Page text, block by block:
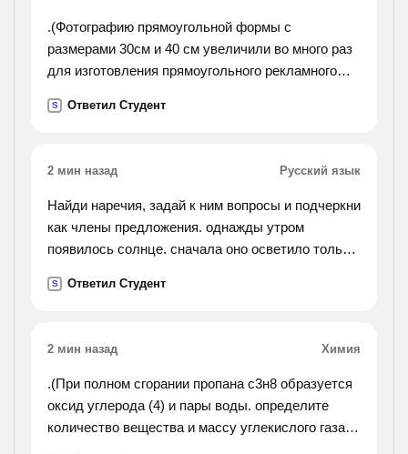
.(Фотографию прямоугольной формы с
размерами 30см и 40 см увеличили во много раз
для изготовления прямоугольного рекламного
ширина?).
S Ответил Студент
2 мин назад Русский язык
Найди наречия, задай к ним вопросы и подчеркни
как члены предложения. однажды утром
появилось солнце. сначала оно осветило только
траву. давно увяла трава и облетели деревья.
облака.
S Ответил Студент
2 мин назад Химия
.(При полном сгорании пропана с3н8 образуется
оксид углерода (4) и пары воды. определите
количество вещества и массу углекислого газа